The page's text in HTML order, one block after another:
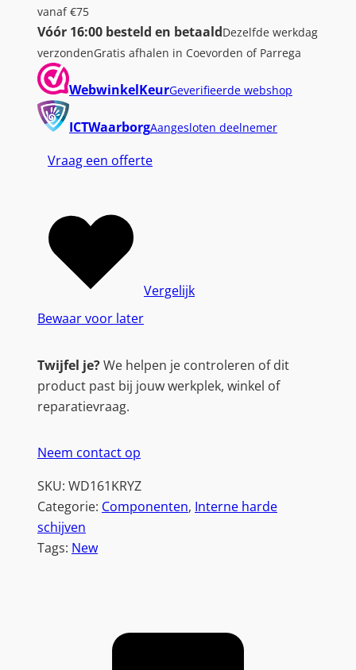
vanaf €75
Vóór 16:00 besteld en betaaldDezelfde werkdag
verzondenGratis afhalen in Coevorden of Parrega
WebwinkelKeurGeverifieerde webshop
ICTWaarborgAangesloten deelnemer
Vraag een offerte
Bewaar voor later
Vergelijk
Twijfel je?We helpen je controleren of dit
product past bij jouw werkplek, winkel of
reparatievraag.
Neem contact op
SKU: WD161KRYZ
Categorie: Componenten, Interne harde
schijven
Tags: New